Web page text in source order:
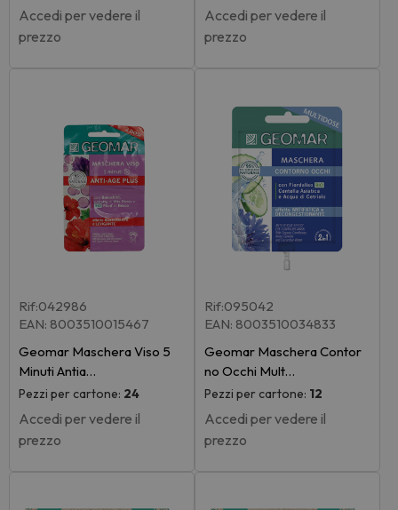
Accedi per vedere il
prezzo
Accedi per vedere il
prezzo
Rif:042986
EAN: 8003510015467
Geomar Maschera Viso 5
Minuti Antia…
Pezzi per cartone: 24
Accedi per vedere il
prezzo
Rif:095042
EAN: 8003510034833
Geomar Maschera Contor
no Occhi Mult…
Pezzi per cartone: 12
Accedi per vedere il
prezzo